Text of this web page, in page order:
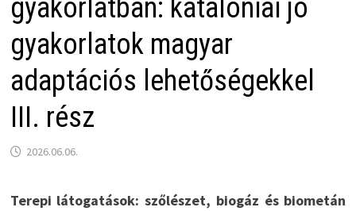
gyakorlatban: katalóniai jó
gyakorlatok magyar
adaptációs lehetőségekkel
III. rész
2026.06.06.
Terepi látogatások: szőlészet, biogáz és biometán